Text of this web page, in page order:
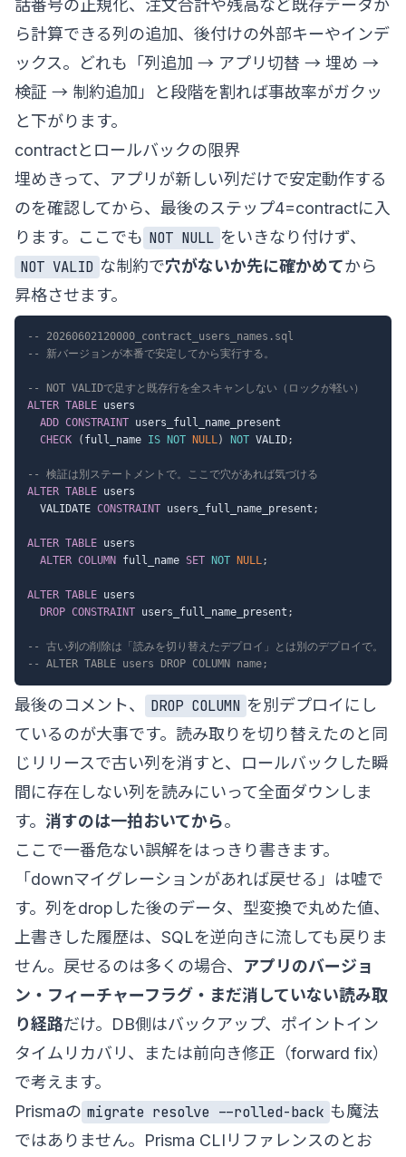
話番号の正規化、注文合計や残高など既存データか
ら計算できる列の追加、後付けの外部キーやインデ
ックス。どれも「列追加 → アプリ切替 → 埋め →
検証 → 制約追加」と段階を割れば事故率がガクッ
と下がります。
contractとロールバックの限界
埋めきって、アプリが新しい列だけで安定動作する
のを確認してから、最後のステップ4=contractに入
ります。ここでも NOT NULL をいきなり付けず、
NOT VALID な制約で穴がないか先に確かめてから
昇格させます。
-- 20260602120000_contract_users_names.sql
-- 新バージョンが本番で安定してから実行する。
-- NOT VALIDで足すと既存行を全スキャンしない（ロックが軽い）
ALTER TABLE users
ADD CONSTRAINT users_full_name_present
CHECK
( full_name IS NOT NULL) NOT VALID;
-- 検証は別ステートメントで。ここで穴があれば気づける
ALTER TABLE users
  VALIDATE
CONSTRAINT users_full_name_present ;
ALTER TABLE users
ALTER COLUMN full_name SET NOT NULL;
ALTER TABLE users
DROP CONSTRAINT users_full_name_present ;
-- 古い列の削除は「読みを切り替えたデプロイ」とは別のデプロイで。
-- ALTER TABLE users DROP COLUMN name;
最後のコメント、 DROP COLUMN を別デプロイにし
ているのが大事です。読み取りを切り替えたのと同
じリリースで古い列を消すと、ロールバックした瞬
間に存在しない列を読みにいって全面ダウンしま
す。 消すのは一拍おいてから。
ここで一番危ない誤解をはっきり書きます。
「downマイグレーションがあれば戻せる」は嘘で
す。列をdropした後のデータ、型変換で丸めた値、
上書きした履歴は、SQLを逆向きに流しても戻りま
せん。戻せるのは多くの場合、 アプリのバージョ
ン・フィーチャーフラグ・まだ消していない読み取
り経路だけ。DB側はバックアップ、ポイントイン
タイムリカバリ、または前向き修正（forward fix）
で考えます。
Prismaの migrate resolve --rolled-back も魔法
ではありません。 Prisma CLIリファレンスのとお